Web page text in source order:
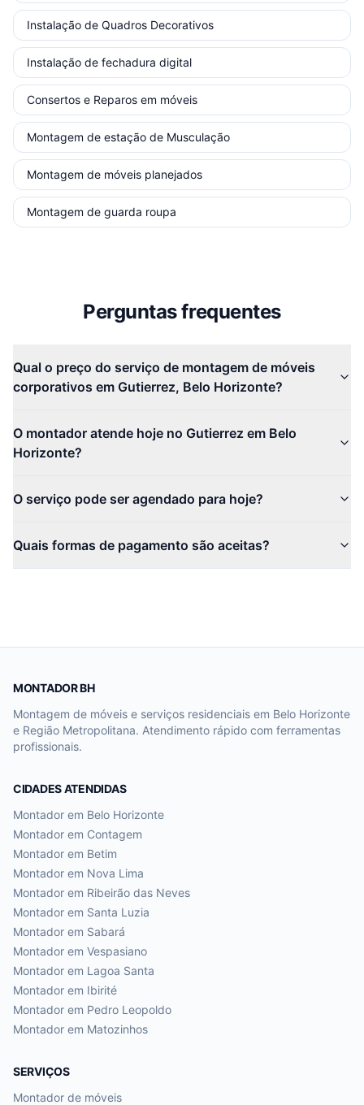
Instalação de Quadros Decorativos
Instalação de fechadura digital
Consertos e Reparos em móveis
Montagem de estação de Musculação
Montagem de móveis planejados
Montagem de guarda roupa
Perguntas frequentes
Qual o preço do serviço de montagem de móveis
corporativos em Gutierrez, Belo Horizonte?
O montador atende hoje no Gutierrez em Belo
Horizonte?
O serviço pode ser agendado para hoje?
Quais formas de pagamento são aceitas?
MONTADOR BH
Montagem de móveis e serviços residenciais em Belo Horizonte
e Região Metropolitana. Atendimento rápido com ferramentas
profissionais.
CIDADES ATENDIDAS
Montador em Belo Horizonte
Montador em Contagem
Montador em Betim
Montador em Nova Lima
Montador em Ribeirão das Neves
Montador em Santa Luzia
Montador em Sabará
Montador em Vespasiano
Montador em Lagoa Santa
Montador em Ibirité
Montador em Pedro Leopoldo
Montador em Matozinhos
SERVIÇOS
Montador de móveis